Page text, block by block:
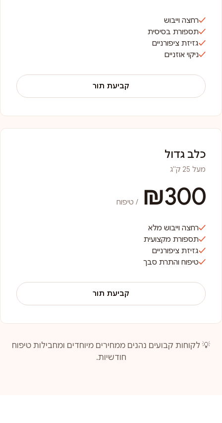
רחצה וייבוש
תספורת בסיסית
גזיזת ציפורניים
ניקוי אוזניים
קביעת תור
כלב גדול
מעל 25 ק"ג
₪300 / טיפוח
רחצה וייבוש מלא
תספורת מקצועית
גזיזת ציפורניים
טיפוח והתרת סבך
קביעת תור
💡 לקוחות קבועים נהנים ממחירים מיוחדים ומחבילות טיפוח
חודשיות.